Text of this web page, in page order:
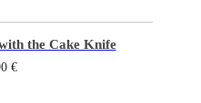
the Cake Knife
€